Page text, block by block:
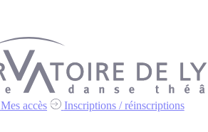
Mes accès
Inscriptions / réinscriptions